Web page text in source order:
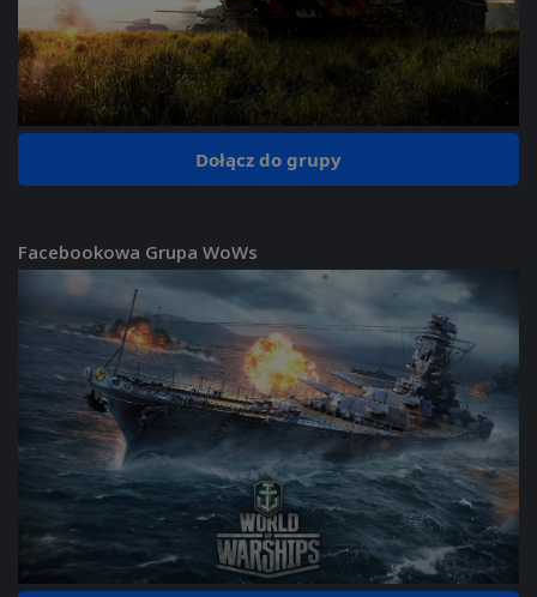
Dołącz do grupy
Facebookowa Grupa WoWs